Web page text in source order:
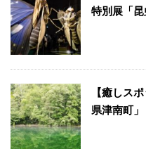
特別展「昆
【癒しス
県津南町」